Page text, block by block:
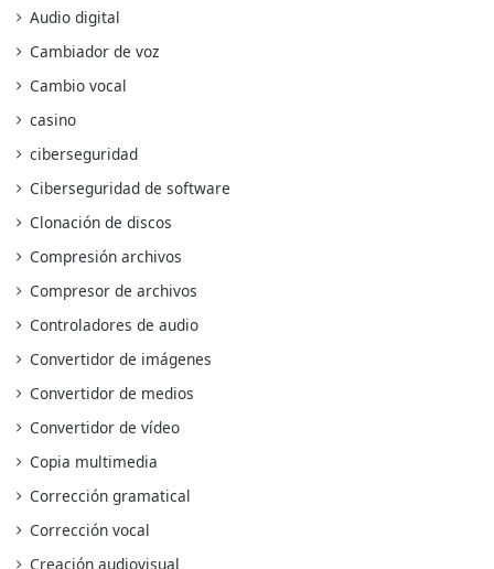
Audio digital
Cambiador de voz
Cambio vocal
casino
ciberseguridad
Ciberseguridad de software
Clonación de discos
Compresión archivos
Compresor de archivos
Controladores de audio
Convertidor de imágenes
Convertidor de medios
Convertidor de vídeo
Copia multimedia
Corrección gramatical
Corrección vocal
Creación audiovisual